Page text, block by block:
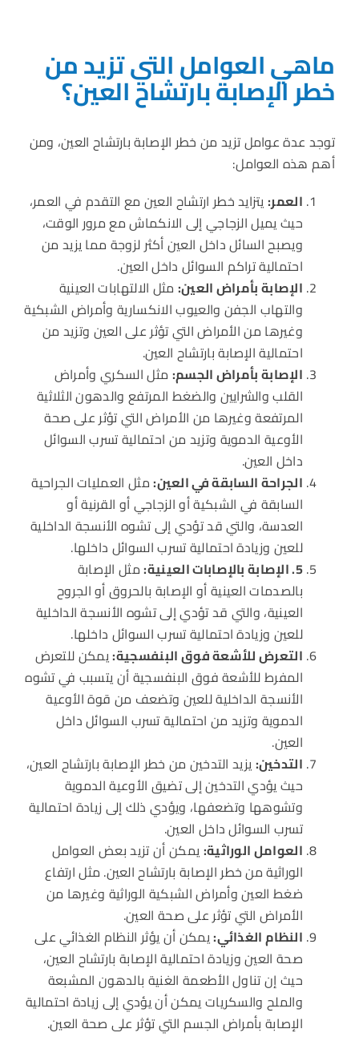
ماهي العوامل التي تزيد من
خطر الإصابة بارتشاح العين؟
توجد عدة عوامل تزيد من خطر الإصابة بارتشاح العين، ومن
أهم هذه العوامل:
العمر:يتزايد خطر ارتشاح العين مع التقدم في العمر،
حيث يميل الزجاجي إلى الانكماش مع مرور الوقت،
ويصبح السائل داخل العين أكثر لزوجة مما يزيد من
احتمالية تراكم السوائل داخل العين.
الإصابة بأمراض العين: مثل الالتهابات العينية
والتهاب الجفن والعيوب الانكسارية وأمراض الشبكية
وغيرها من الأمراض التي تؤثر على العين وتزيد من
احتمالية الإصابة بارتشاح العين.
الإصابة بأمراض الجسم: مثل السكري وأمراض
القلب والشرايين والضغط المرتفع والدهون الثلاثية
المرتفعة وغيرها من الأمراض التي تؤثر على صحة
الأوعية الدموية وتزيد من احتمالية تسرب السوائل
داخل العين.
الجراحة السابقة في العين:مثل العمليات الجراحية
السابقة في الشبكية أو الزجاجي أو القرنية أو
العدسة، والتي قد تؤدي إلى تشوه الأنسجة الداخلية
للعين وزيادة احتمالية تسرب السوائل داخلها.
5. الإصابة بالإصابات العينية:
مثل الإصابة
بالصدمات العينية أو الإصابة بالحروق أو الجروح
العينية، والتي قد تؤدي إلى تشوه الأنسجة الداخلية
للعين وزيادة احتمالية تسرب السوائل داخلها.
التعرض للأشعة فوق البنفسجية:يمكن للتعرض
المفرط للأشعة فوق البنفسجية أن يتسبب في تشوه
الأنسجة الداخلية للعين وتضعف من قوة الأوعية
الدموية وتزيد من احتمالية تسرب السوائل داخل
العين.
التدخين:يزيد التدخين من خطر الإصابة بارتشاح العين،
حيث يؤدي التدخين إلى تضيق الأوعية الدموية
وتشوهها وتضعفها، ويؤدي ذلك إلى زيادة احتمالية
تسرب السوائل داخل العين.
العوامل الوراثية:يمكن أن تزيد بعض العوامل
الوراثية من خطر الإصابة بارتشاح العين. مثل ارتفاع
ضغط العين وأمراض الشبكية الوراثية وغيرها من
الأمراض التي تؤثر على صحة العين.
النظام الغذائي:يمكن أن يؤثر النظام الغذائي على
صحة العين وزيادة احتمالية الإصابة بارتشاح العين،
حيث إن تناول الأطعمة الغنية بالدهون المشبعة
والملح والسكريات يمكن أن يؤدي إلى زيادة احتمالية
الإصابة بأمراض الجسم التي تؤثر على صحة العين.